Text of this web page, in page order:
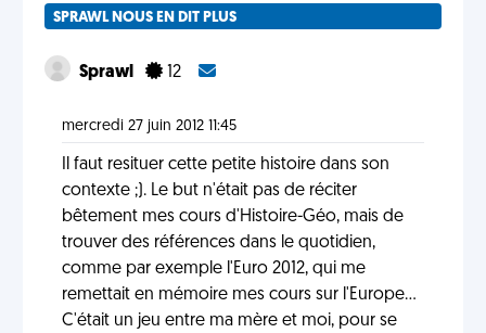
SPRAWL NOUS EN DIT PLUS
Sprawl 12
mercredi 27 juin 2012 11:45
Il faut resituer cette petite histoire dans son
contexte ;). Le but n'était pas de réciter
bêtement mes cours d'Histoire-Géo, mais de
trouver des références dans le quotidien,
comme par exemple l'Euro 2012, qui me
remettait en mémoire mes cours sur l'Europe...
C'était un jeu entre ma mère et moi, pour se